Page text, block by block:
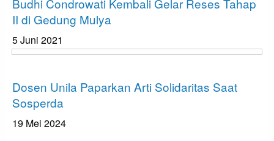
II di Gedung Mulya
5 Juni 2021
Dosen Unila Paparkan Arti Solidaritas Saat
Sosperda
19 Mei 2024